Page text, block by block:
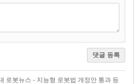
댓글 등록
로봇뉴스 - 지능형 로봇법 개정안 통과 등